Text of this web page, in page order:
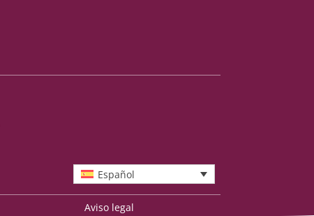
Español
Aviso legal